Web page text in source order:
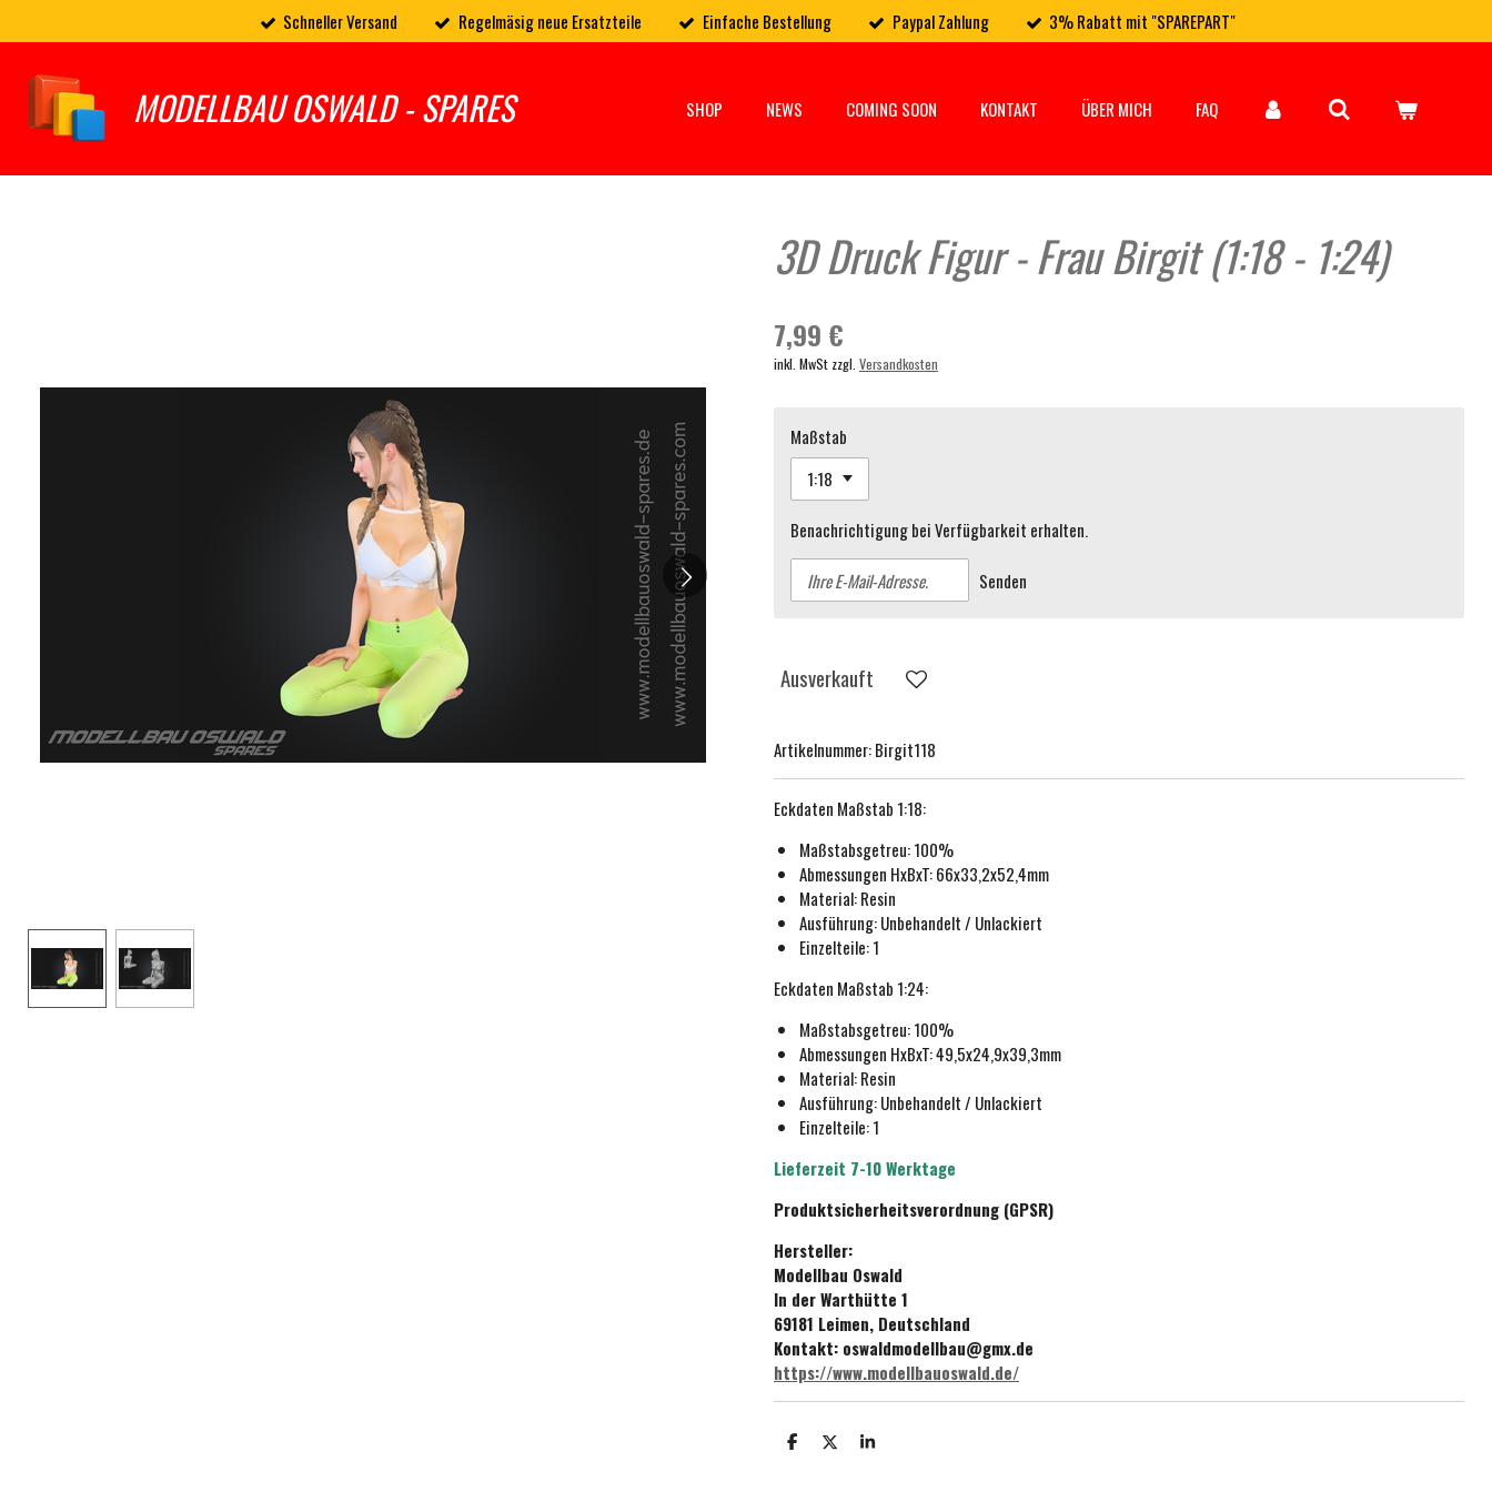
Hauptinhalt
springen
Schneller Versand Regelmäsig neue Ersatzteile Einfache Bestellung Paypal Zahlung 3% Rabatt mit "SPAREPART"
MODELLBAU OSWALD - SPARES SHOP NEWS COMING SOON KONTAKT ÜBER MICH FAQ
3D Druck Figur - Frau Birgit (1:18 - 1:24)
7,99 €
inkl. MwSt zzgl. Versandkosten
Maßstab
Benachrichtigung bei Verfügbarkeit erhalten.
Senden
Ausverkauft
Artikelnummer:Birgit118
Eckdaten Maßstab 1:18:
Maßstabsgetreu:100%
Abmessungen HxBxT: 66x33,2x52,4mm
Material: Resin
Ausführung:Unbehandelt / Unlackiert
Einzelteile: 1
Eckdaten Maßstab 1:24:
Maßstabsgetreu:100%
Abmessungen HxBxT: 49,5x24,9x39,3mm
Material: Resin
Ausführung:Unbehandelt / Unlackiert
Einzelteile: 1
Lieferzeit 7-10 Werktage
Produktsicherheitsverordnung (GPSR)
Hersteller:
Modellbau Oswald
In der Warthütte 1
69181 Leimen, Deutschland
Kontakt: oswaldmodellbau@gmx.de
https://www.modellbauoswald.de/
T T T